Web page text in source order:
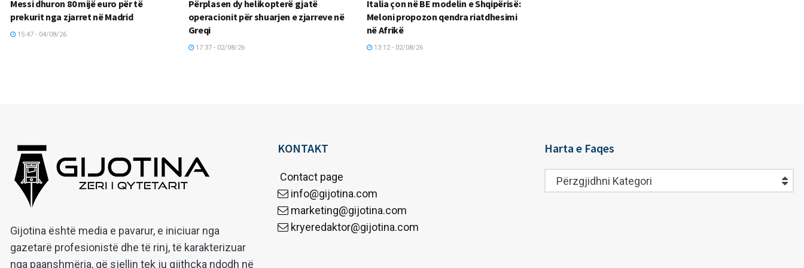
Messi dhuron 80 mijë euro për të
prekurit nga zjarret në Madrid
15:47 - 04/08/26
Përplasen dy helikopterë gjatë
operacionit për shuarjen e zjarreve në
Greqi
17:37 - 02/08/26
Italia çon në BE modelin e Shqipërisë:
Meloni propozon qendra riatdhesimi
në Afrikë
13:12 - 02/08/26
Gijotina është media e pavarur, e iniciuar nga
gazetarë profesionistë dhe të rinj, të karakterizuar
nga paanshmëria, që sjellin tek ju gjithçka ndodh në
KONTAKT
Contact page
info@gijotina.com
marketing@gijotina.com
kryeredaktor@gijotina.com
Harta e Faqes
Harta
e
Përzgjidhni Kategori